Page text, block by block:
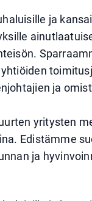
ja
ja
yritysten
Edistämme
ja